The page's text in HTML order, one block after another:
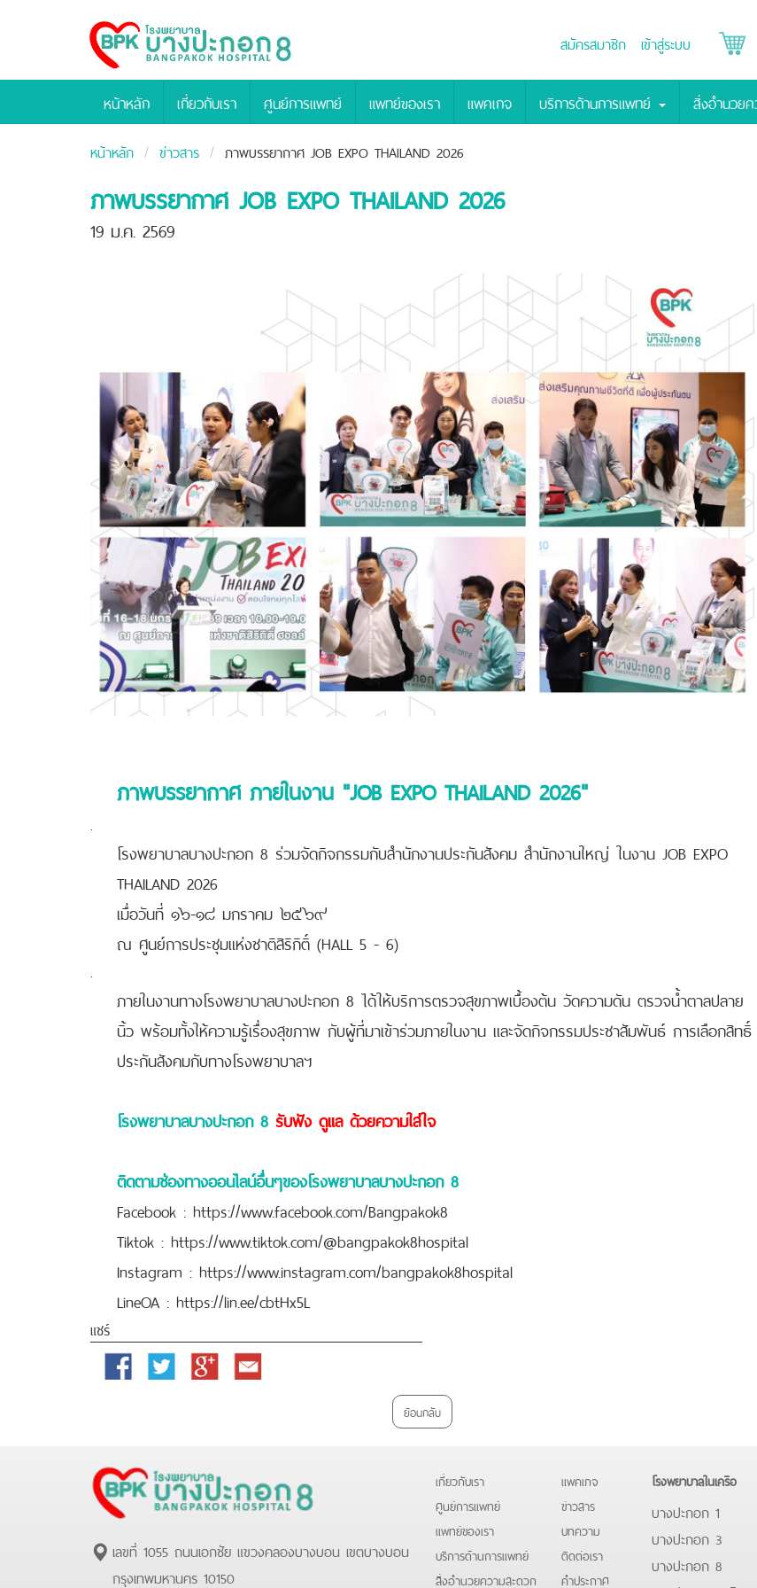
Bangpakok
Hospital
สมัครสมาชิก เข้าสู่ระบบ
หน้าหลัก เกี่ยวกับเรา ศูนย์การแพทย์ แพทย์ของเรา แพคเกจ บริการด้านการแพทย์ สิ่งอำนวย
หน้าหลัก ข่าวสาร ภาพบรรยากาศ JOB EXPO THAILAND 2026
ภาพบรรยากาศ JOB EXPO THAILAND 2026
19 ม.ค. 2569
ภาพบรรยากาศ ภายในงาน "JOB EXPO THAILAND 2026"
โรงพยาบาลบางปะกอก 8 ร่วมจัดกิจกรรมกับสำนักงานประกันสังคม สำนักงานใหญ่ ในงาน JOB EXPO
THAILAND 2026
เมื่อวันที่ ๑๖-๑๘ มกราคม ๒๕๖๙
ณ ศูนย์การประชุมแห่งชาติสิริกิติ์ (HALL 5 - 6)
ภายในงานทางโรงพยาบาลบางปะกอก 8 ได้ให้บริการตรวจสุขภาพเบื้องต้น วัดความดัน ตรวจน้ำตาลปลาย
นิ้ว พร้อมทั้งให้ความรู้เรื่องสุขภาพ กับผู้ที่มาเข้าร่วมภายในงาน และจัดกิจกรรมประชาสัมพันธ์ การเลือกสิทธิ์
ประกันสังคมกับทางโรงพยาบาลฯ
โรงพยาบาลบางปะกอก 8 รับฟัง ดูแล ด้วยความใส่ใจ
ติดตามช่องทางออนไลน์อื่นๆของโรงพยาบาลบางปะกอก 8
Facebook : https://www.facebook.com/Bangpakok8
Tiktok : https://www.tiktok.com/@bangpakok8hospital
Instagram : https://www.instagram.com/bangpakok8hospital
LineOA : https://lin.ee/cbtHx5L
แชร์
Facebook Twitter
Google
Email
ย้อนกลับ
เลขที่ 1055 ถนนเอกชัย แขวงคลองบางบอน เขตบางบอน
กรุงเทพมหานคร 10150
เกี่ยวกับเรา
ศูนย์การแพทย์
แพทย์ของเรา
บริการด้านการแพทย์
สิ่งอำนวยความสะดวก
แพคเกจ
ข่าวสาร
บทความ
ติดต่อเรา
คําประกาศ
โรงพยาบาลในเครือ
บางปะกอก 1
บางปะกอก 3
บางปะกอก 8